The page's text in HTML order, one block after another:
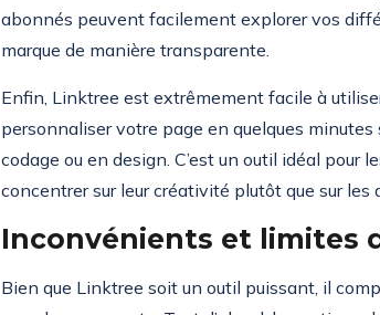
abonnés peuvent facilement explorer vos
marque de manière transparente.
Enfin, Linktree est extrêmement facile à
personnaliser votre page en quelques
codage ou en design. C’est un outil idéal pour
concentrer sur leur créativité plutôt que sur les
Inconvénients et limites
Bien que Linktree soit un outil puissant, il